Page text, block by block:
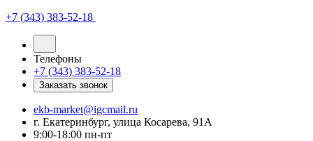
+7 (343) 383-52-18
Телефоны
+7 (343) 383-52-18
Заказать звонок
ekb-market@igcmail.ru
г. Екатеринбург, улица Косарева, 91А
9:00-18:00 пн-пт